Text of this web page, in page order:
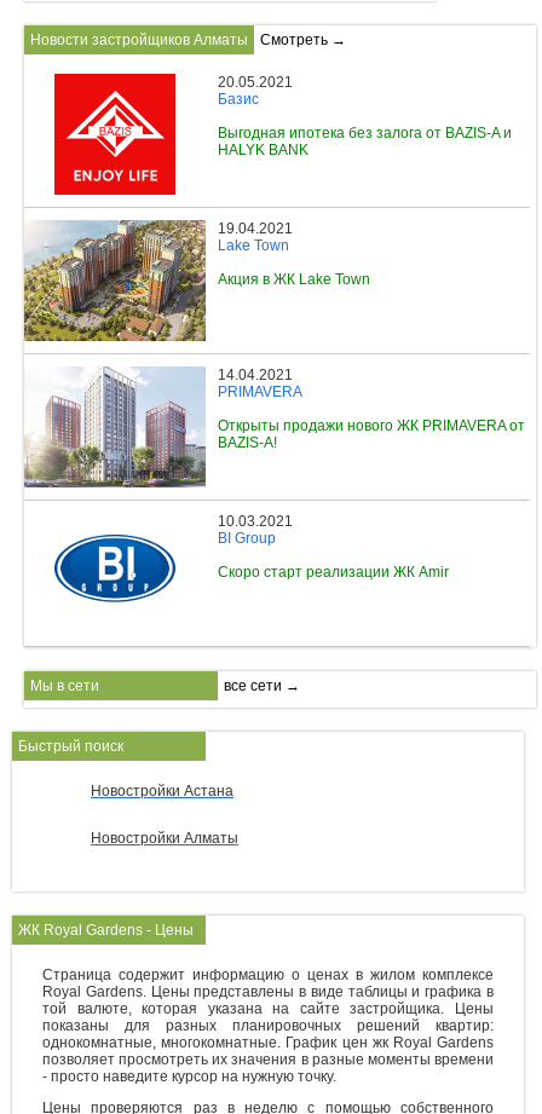
Новости застройщиков Алматы Смотреть →
20.05.2021
Базис
Выгодная ипотека без залога от BAZIS-A и
HALYK BANK
19.04.2021
Lake Town
Акция в ЖК Lake Town
14.04.2021
PRIMAVERA
Открыты продажи нового ЖК PRIMAVERA от
BAZIS-A!
10.03.2021
BI Group
Скоро старт реализации ЖК Amir
Мы в сети все сети →
Быстрый поиск
Новостройки Астана
Новостройки Алматы
ЖК Royal Gardens - Цены
Страница содержит информацию о ценах в жилом комплексе
Royal Gardens. Цены представлены в виде таблицы и графика в
той валюте, которая указана на сайте застройщика. Цены
показаны для разных планировочных решений квартир:
однокомнатные, многокомнатные. График цен жк Royal Gardens
позволяет просмотреть их значения в разные моменты времени
- просто наведите курсор на нужную точку.
Цены проверяются раз в неделю с помощью собственного